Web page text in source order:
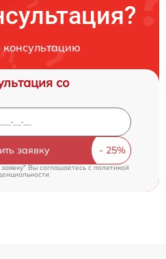
со
заявку
Вы соглашаетесь cполитикой